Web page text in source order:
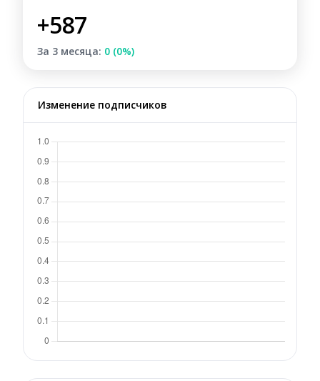
+587
За 3 месяца: 0 (0%)
Изменение подписчиков